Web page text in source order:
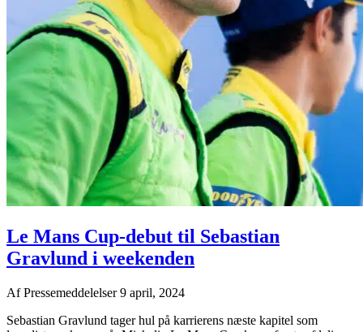
Le Mans Cup-debut til Sebastian
Gravlund i weekenden
AfPressemeddelelser9 april, 2024
Sebastian Gravlund tager hul på karrierens næste kapitel som